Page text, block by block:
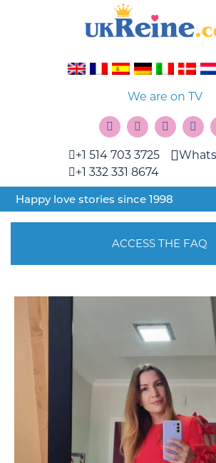
We are on TV
+1 514 703 3725
+1 332 331 8674
Happy love stories since 1998
ACCESS THE FAQ